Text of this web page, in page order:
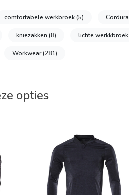
comfortabele werkbroek(5) Cordura
kniezakken (8) lichte werkkbroek
Workwear(281)
opties